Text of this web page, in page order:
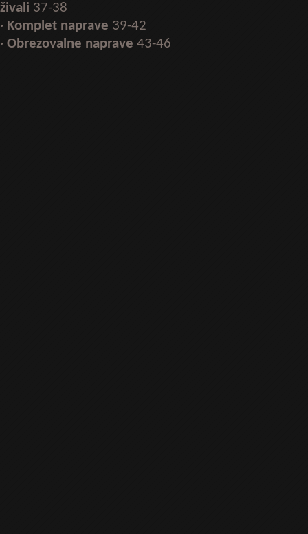
živali 37-38
· Komplet naprave 39-42
· Obrezovalne naprave 43-46